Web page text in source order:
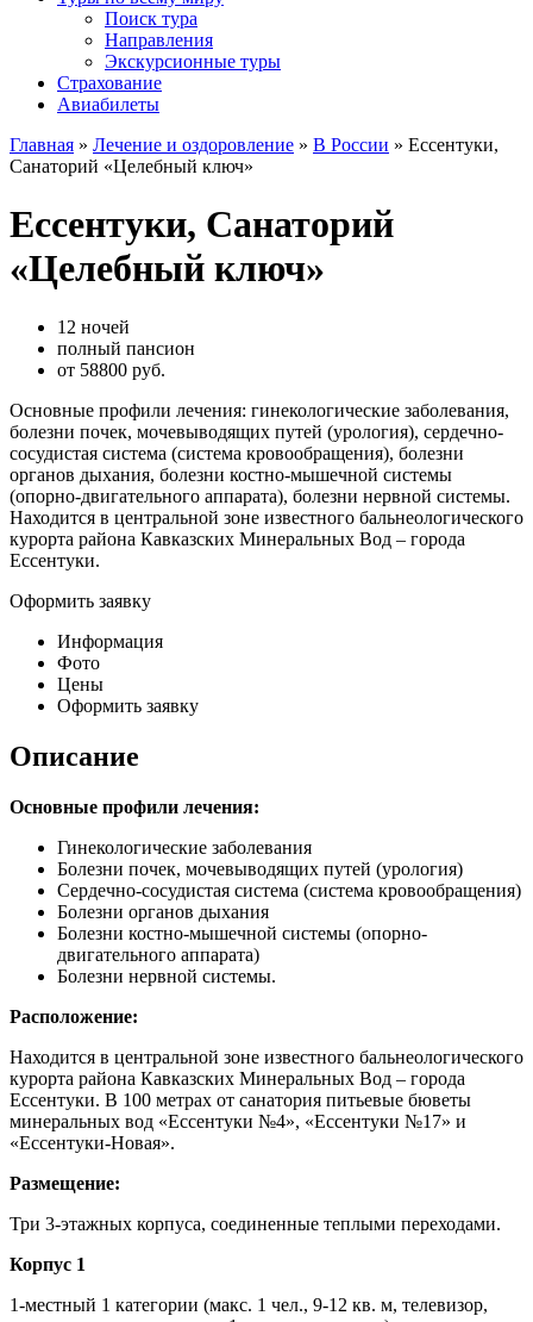
Поиск тура
Направления
Экскурсионные туры
Страхование
Авиабилеты
Главная » Лечение и оздоровление » В России » Ессентуки,
Санаторий «Целебный ключ»
Ессентуки, Санаторий
«Целебный ключ»
12 ночей
полный пансион
от 58800 руб.
Основные профили лечения: гинекологические заболевания,
болезни почек, мочевыводящих путей (урология), сердечно-
сосудистая система (система кровообращения), болезни
органов дыхания, болезни костно-мышечной системы
(опорно-двигательного аппарата), болезни нервной системы.
Находится в центральной зоне известного бальнеологического
курорта района Кавказских Минеральных Вод – города
Ессентуки.
Оформить заявку
Информация
Фото
Цены
Оформить заявку
Описание
Основные профили лечения:
Гинекологические заболевания
Болезни почек, мочевыводящих путей (урология)
Сердечно-сосудистая система (система кровообращения)
Болезни органов дыхания
Болезни костно-мышечной системы (опорно-
двигательного аппарата)
Болезни нервной системы.
Расположение:
Находится в центральной зоне известного бальнеологического
курорта района Кавказских Минеральных Вод – города
Ессентуки. В 100 метрах от санатория питьевые бюветы
минеральных вод «Ессентуки №4», «Ессентуки №17» и
«Ессентуки-Новая».
Размещение:
Три 3-этажных корпуса, соединенные теплыми переходами.
Корпус 1
1-местный 1 категории (макс. 1 чел., 9-12 кв. м, телевизор,